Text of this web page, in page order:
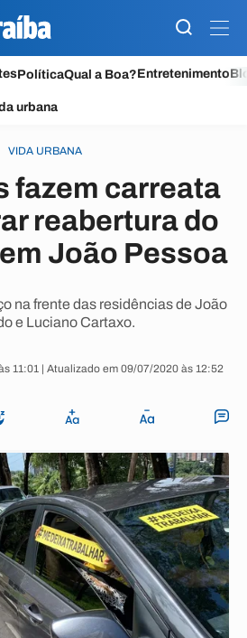
PolíticaQual a Boa?Entretenimento
urbana
VIDA URBANA
fazem carreata
reabertura do
João Pessoa
na frente das residências de João
e Luciano Cartaxo.
11:01 | Atualizado em 09/07/2020 às 12:52